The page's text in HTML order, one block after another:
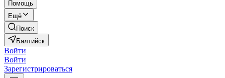
Помощь
Ещё
Поиск
Балтийск
Войти
Войти
Зарегистрироваться